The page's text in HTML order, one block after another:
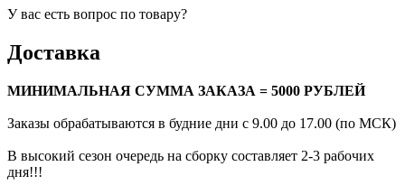
У вас есть вопрос по товару?
Доставка
МИНИМАЛЬНАЯ СУММА ЗАКАЗА = 5000 РУБЛЕЙ
Заказы обрабатываются в будние дни с 9.00 до 17.00 (по МСК)
В высокий сезон очередь на сборку составляет 2-3 рабочих
дня!!!